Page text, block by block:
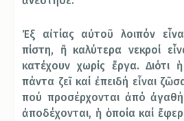
Ἐξ αἰτίας αὐτοῦ λοιπόν
πίστη, ἤ καλύτερα νεκροί
κατέχουν χωρίς ἔργα. Διότι
πάντα ζεῖ καί ἐπειδή εἶναι
πού προσέρχονται ἀπό
ἀποδέχονται, ἡ ὁποία καί